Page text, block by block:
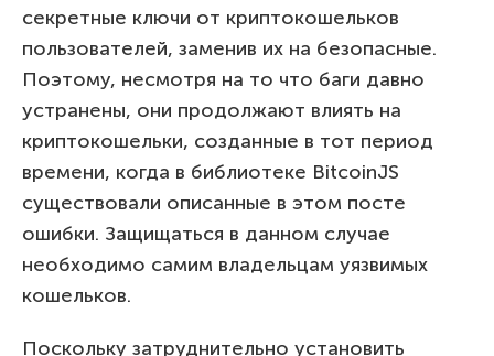
секретные ключи от криптокошельков
пользователей, заменив их на безопасные.
Поэтому, несмотря на то что баги давно
устранены, они продолжают влиять на
криптокошельки, созданные в тот период
времени, когда в библиотеке BitcoinJS
существовали описанные в этом посте
ошибки. Защищаться в данном случае
необходимо самим владельцам уязвимых
кошельков.
Поскольку затруднительно установить